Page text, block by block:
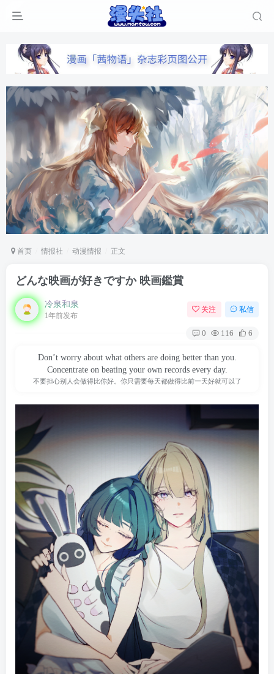
首页 情报社 动漫情报 正文
どんな映画が好きですか 映画鑑賞
冷泉和泉
1年前发布
关注 私信
0 116 6
Don’t worry about what others are doing better than you.
Concentrate on beating your own records every day.
不要担心别人会做得比你好。你只需要每天都做得比前一天好就可以了